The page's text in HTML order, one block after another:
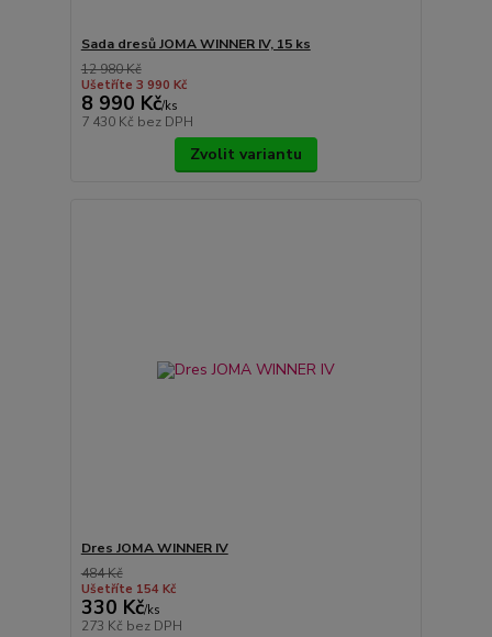
Sada dresů JOMA WINNER IV, 15 ks
12 980 Kč
Ušetříte 3 990 Kč
8 990 Kč/ks
7 430 Kč bez DPH
Zvolit variantu
Dres JOMA WINNER IV
484 Kč
Ušetříte 154 Kč
330 Kč/ks
273 Kč bez DPH